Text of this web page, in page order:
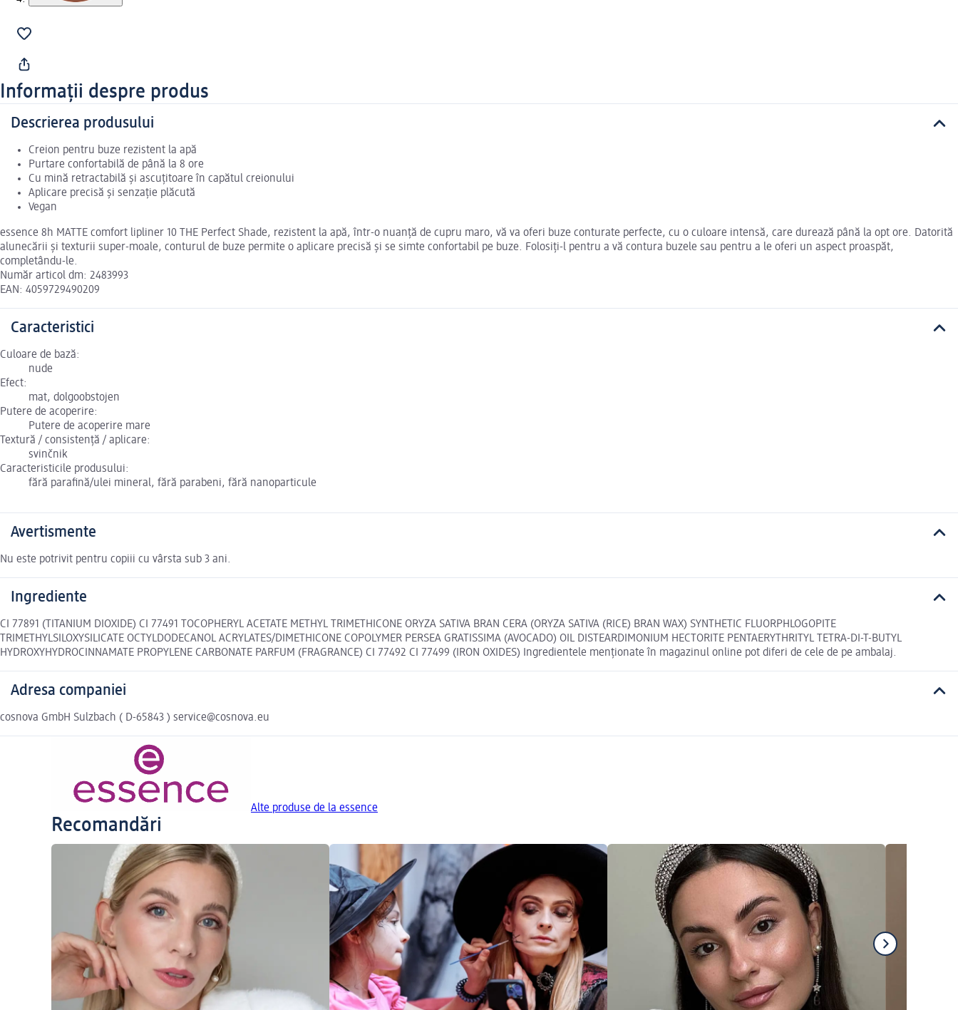
Informații despre produs
Descrierea produsului
Creion pentru buze rezistent la apă
Purtare confortabilă de până la 8 ore
Cu mină retractabilă și ascuțitoare în capătul creionului
Aplicare precisă și senzație plăcută
Vegan
essence 8h MATTE comfort lipliner 10 THE Perfect Shade, rezistent la apă, într-o nuanță de cupru maro, vă va oferi buze conturate perfecte, cu o culoare intensă, care durează până la opt ore. Datorită
alunecării și texturii super-moale, conturul de buze permite o aplicare precisă și se simte confortabil pe buze. Folosiți-l pentru a vă contura buzele sau pentru a le oferi un aspect proaspăt,
completându-le.
Număr articol dm: 2483993
EAN: 4059729490209
Caracteristici
Culoare de bază:
nude
Efect:
mat, dolgoobstojen
Putere de acoperire:
Putere de acoperire mare
Textură / consistență / aplicare:
svinčnik
Caracteristicile produsului:
fără parafină/ulei mineral, fără parabeni, fără nanoparticule
Avertismente
Nu este potrivit pentru copiii cu vârsta sub 3 ani.
Ingrediente
CI 77891 (TITANIUM DIOXIDE) CI 77491 TOCOPHERYL ACETATE METHYL TRIMETHICONE ORYZA SATIVA BRAN CERA (ORYZA SATIVA (RICE) BRAN WAX) SYNTHETIC FLUORPHLOGOPITE
TRIMETHYLSILOXYSILICATE OCTYLDODECANOL ACRYLATES/DIMETHICONE COPOLYMER PERSEA GRATISSIMA (AVOCADO) OIL DISTEARDIMONIUM HECTORITE PENTAERYTHRITYL TETRA-DI-T-BUTYL
HYDROXYHYDROCINNAMATE PROPYLENE CARBONATE PARFUM (FRAGRANCE) CI 77492 CI 77499 (IRON OXIDES) Ingredientele menționate în magazinul online pot diferi de cele de pe ambalaj.
Adresa companiei
cosnova GmbH Sulzbach ( D-65843 ) service@cosnova.eu
Alte produse de la essence
Recomandări